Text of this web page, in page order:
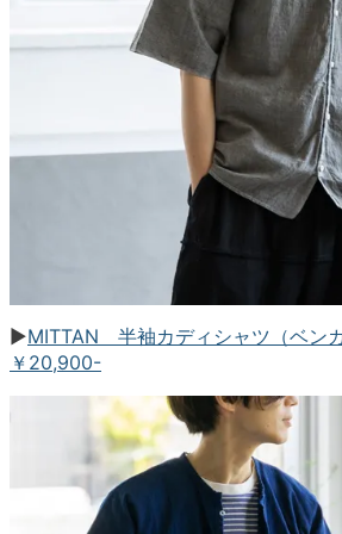
▶︎MITTAN 半袖カディシャツ（ベン
￥20,900-